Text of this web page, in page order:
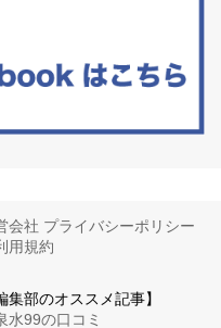
会社 プライバシーポリシー
用規約
集部のオススメ記事】
水99の口コミ